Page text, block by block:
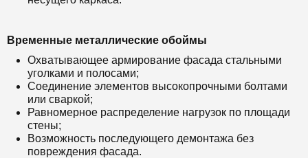
Временные металлические обоймы
Охватывающее армирование фасада стальными
уголками и полосами;
Соединение элементов высокопрочными болтами
или сваркой;
Равномерное распределение нагрузок по площади
стены;
Возможность последующего демонтажа без
повреждения фасада.